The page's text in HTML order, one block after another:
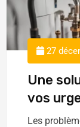
27
Une
vos
Les